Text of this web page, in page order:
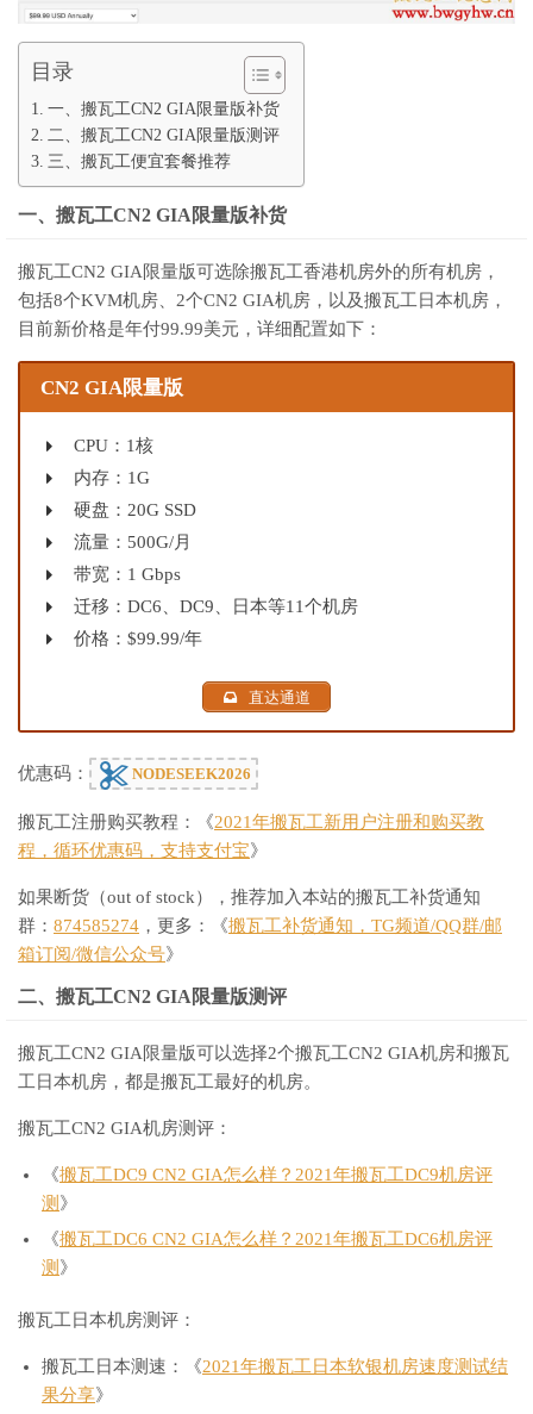
目录
一、搬瓦工CN2 GIA限量版补货
二、搬瓦工CN2 GIA限量版测评
三、搬瓦工便宜套餐推荐
一、搬瓦工CN2 GIA限量版补货
搬瓦工CN2 GIA限量版可选除搬瓦工香港机房外的所有机房，
包括8个KVM机房、2个CN2 GIA机房，以及搬瓦工日本机房，
目前新价格是年付99.99美元，详细配置如下：
CN2 GIA限量版
CPU：1核
内存：1G
硬盘：20G SSD
流量：500G/月
带宽：1 Gbps
迁移：DC6、DC9、日本等11个机房
价格：$99.99/年
直达通道
优惠码： NODESEEK2026
搬瓦工注册购买教程：《2021年搬瓦工新用户注册和购买教
程，循环优惠码，支持支付宝》
如果断货（out of stock），推荐加入本站的搬瓦工补货通知
群： 874585274 ，更多：《搬瓦工补货通知，TG频道/QQ群/邮
箱订阅/微信公众号》
二、搬瓦工CN2 GIA限量版测评
搬瓦工CN2 GIA限量版可以选择2个搬瓦工CN2 GIA机房和搬瓦
工日本机房，都是搬瓦工最好的机房。
搬瓦工CN2 GIA机房测评：
《搬瓦工DC9 CN2 GIA怎么样？2021年搬瓦工DC9机房评
测 》
《搬瓦工DC6 CN2 GIA怎么样？2021年搬瓦工DC6机房评
测 》
搬瓦工日本机房测评：
搬瓦工日本测速：《2021年搬瓦工日本软银机房速度测试结
果分享》